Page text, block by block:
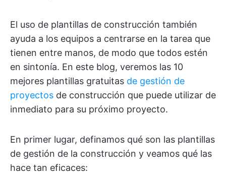
El uso de plantillas de construcción también
ayuda a los equipos a centrarse en la tarea que
tienen entre manos, de modo que todos estén
en sintonía. En este blog, veremos las 10
mejores plantillas gratuitas de gestión de
proyectos de construcción que puede utilizar de
inmediato para su próximo proyecto.
En primer lugar, definamos qué son las plantillas
de gestión de la construcción y veamos qué las
hace tan eficaces: